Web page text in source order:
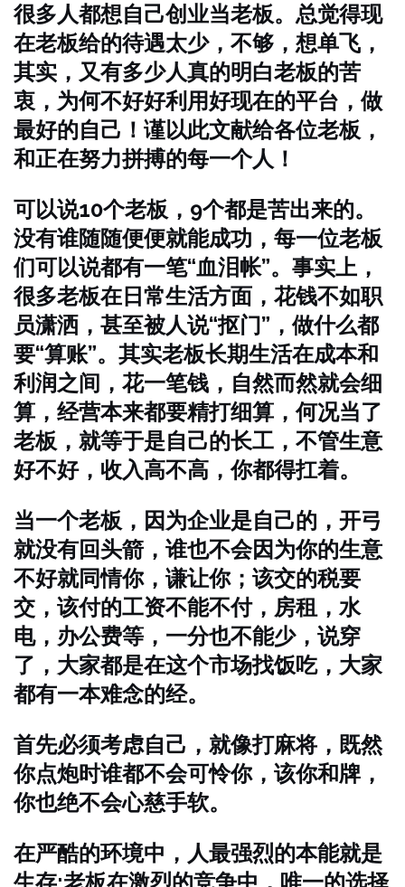
很多人都想自己创业当老板。总觉得现
在老板给的待遇太少，不够，想单飞，
其实，又有多少人真的明白老板的苦
衷，为何不好好利用好现在的平台，做
最好的自己！谨以此文献给各位老板，
和正在努力拼搏的每一个人！
可以说10个老板，9个都是苦出来的。
没有谁随随便便就能成功，每一位老板
们可以说都有一笔“血泪帐”。事实上，
很多老板在日常生活方面，花钱不如职
员潇洒，甚至被人说“抠门”，做什么都
要“算账”。其实老板长期生活在成本和
利润之间，花一笔钱，自然而然就会细
算，经营本来都要精打细算，何况当了
老板，就等于是自己的长工，不管生意
好不好，收入高不高，你都得扛着。
当一个老板，因为企业是自己的，开弓
就没有回头箭，谁也不会因为你的生意
不好就同情你，谦让你；该交的税要
交，该付的工资不能不付，房租，水
电，办公费等，一分也不能少，说穿
了，大家都是在这个市场找饭吃，大家
都有一本难念的经。
首先必须考虑自己，就像打麻将，既然
你点炮时谁都不会可怜你，该你和牌，
你也绝不会心慈手软。
在严酷的环境中，人最强烈的本能就是